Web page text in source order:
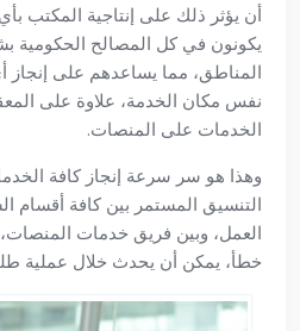
أن يؤثر ذلك على إنتاجية المكتب
يكونون في كل المصالح
المناطق، مما يساعدهم على
نفس مكان الخدمة، علاوة على
الخدمات على المنصات.
وهذا هو سر سرعة إنجاز كافة
التنسيق المستمر بين كافة أقسام
العمل، وبين فريق خدمات
خطأ، يمكن أن يحدث خلال عملية